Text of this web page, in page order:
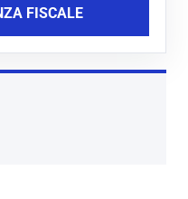
FISCALE